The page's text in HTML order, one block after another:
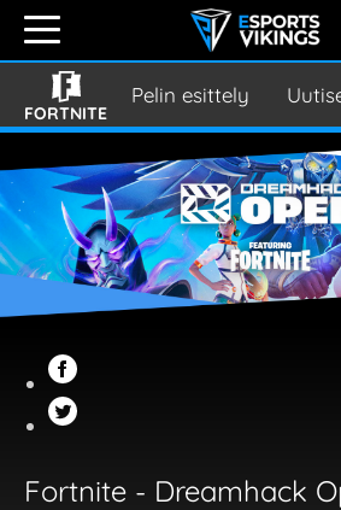
FORTNITE
Pelin esittelyENGLISH
SVENSKA
SUOMI
JAPANESE
Fortnite - Dreamhack